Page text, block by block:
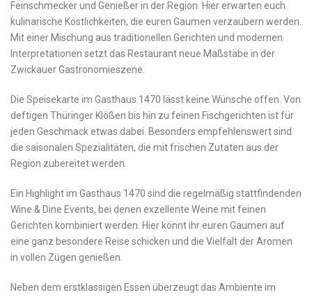
Feinschmecker und Genießer in ‌der Region. Hier erwarten euch⁣
kulinarische Köstlichkeiten, die euren Gaumen verzaubern werden.
⁣Mit einer ⁢Mischung ⁣aus traditionellen Gerichten und⁣ modernen
Interpretationen setzt ‌das ‍Restaurant neue Maßstäbe‍ in ‌der
Zwickauer ‌Gastronomieszene.
Die Speisekarte im⁣ Gasthaus ⁢1470 lässt keine Wünsche ‍offen.‌ Von
deftigen Thüringer Klößen bis hin zu feinen Fischgerichten ist für
jeden Geschmack etwas dabei. Besonders empfehlenswert sind
die saisonalen Spezialitäten, die mit frischen Zutaten ​aus der
Region zubereitet werden.
Ein Highlight im Gasthaus 1470 sind die⁣ regelmäßig stattfindenden
Wine & Dine Events, bei denen exzellente ⁤Weine mit ⁢feinen
Gerichten kombiniert werden. Hier könnt ihr ⁢euren Gaumen auf
eine ganz‌ besondere Reise schicken ‍und die Vielfalt der​ Aromen
in vollen Zügen genießen.
Neben dem erstklassigen Essen überzeugt das Ambiente im